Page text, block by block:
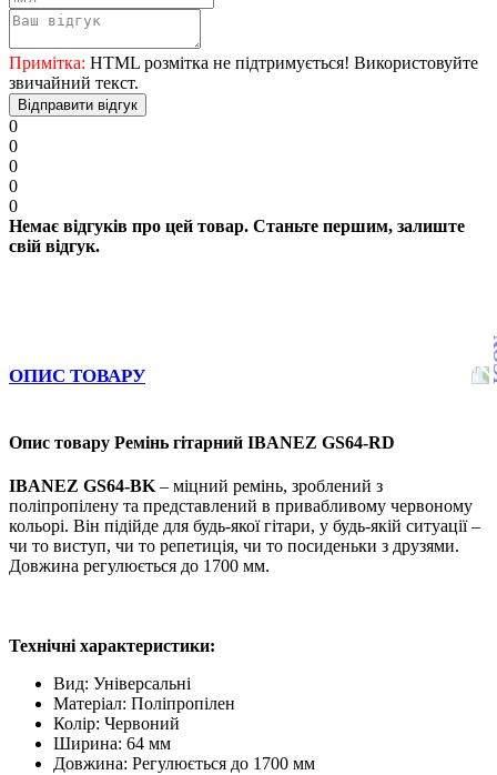
Примітка: HTML розмітка не підтримується! Використовуйте
звичайний текст.
Відправити відгук
0
0
0
0
0
Немає відгуків про цей товар. Станьте першим, залиште
свій відгук.
ОПИС ТОВАРУ
Опис товару Ремінь гітарний IBANEZ GS64-RD
IBANEZ GS64-BK – міцний ремінь, зроблений з
поліпропілену та представлений в привабливому червоному
кольорі. Він підійде для будь-якої гітари, у будь-якій ситуації –
чи то виступ, чи то репетиція, чи то посиденьки з друзями.
Довжина регулюється до 1700 мм.
Технічні характеристики:
Вид: Універсальні
Матеріал: Поліпропілен
Колір: Червоний
Ширина: 64 мм
Довжина: Регулюється до 1700 мм